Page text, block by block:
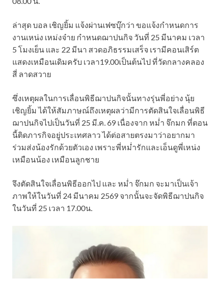
ล่าสุด บอล เชิญยิ้ม แจ้งผ่านเฟซบุ๊กว่า ขอแจ้งกำหนดการ
งานเหน่ง เหม่งจ๋าย กำหนดฌาปนกิจ วันที่ 25 มีนาคม เวลา
5 โมงเย็น และ 22 มีนา สวดอภิธรรมเสร็จ เรามีคอนเสิร์ต
แสดงเหมือนเดิมครับ เวลา19.00เป็นต้นไป ที่วัดกลางคลอง
สี่ ลาดสวาย
ซึ่งเหตุผลในการเลื่อนพิธีฌาปนกิจนั้นทางรุ่นพี่อย่าง นุ้ย
เชิญยิ้ม ได้ให้สัมภาษณ์ถึงเหตุผลว่ามีการตัดสินใจเลื่อนพิธี
ฌาปนกิจไปเป็นวันที่ 25 มี.ค. 69 เนื่องจาก หม่ำ จ๊กมก ที่ตอน
นี้ติดภารกิจอยู่ประเทศลาว ได้ต่อสายตรงมาว่าอยากมา
ร่วมส่งน้องรักด้วยตัวเอง เพราะพี่หม่ำรักและเอ็นดูพี่เหน่ง
เหมือนน้อง เหมือนลูกชาย
จึงตัดสินใจเลื่อนพิธีออกไป และ หม่ำ จ๊กมก จะมาเป็นเจ้า
ภาพให้ในวันที่ 24 มีนาคม 2569 จากนั้นจะจัดพิธีฌาปนกิจ
ในวันที่ 25 เวลา 17.00น.